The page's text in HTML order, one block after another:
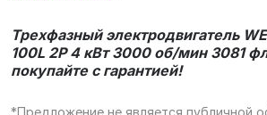
Трехфазный электродвигатель
100L 2P 4 кВт 3000 об/мин 3081
покупайте с гарантией!